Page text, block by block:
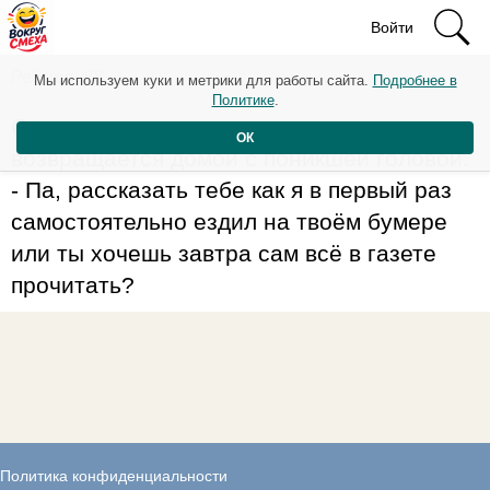
Войти
Рейтинг: 68
Сын подросткового возраста
возвращается домой с поникшей головой.
- Па, рассказать тебе как я в первый раз
самостоятельно ездил на твоём бумере
или ты хочешь завтра сам всё в газете
прочитать?
Политика конфиденциальности
Мы используем куки и метрики для работы сайта. Подробнее в
Политике.
ОК